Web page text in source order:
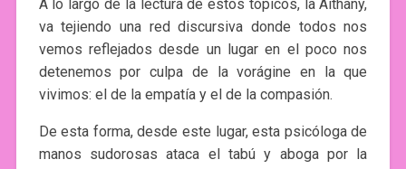
A lo largo de la lectura de estos tópicos, la Aithany,
va tejiendo una red discursiva donde todos nos
vemos reflejados desde un lugar en el poco nos
detenemos por culpa de la vorágine en la que
vivimos: el de la empatía y el de la compasión.
De esta forma, desde este lugar, esta psicóloga de
manos sudorosas ataca el tabú y aboga por la